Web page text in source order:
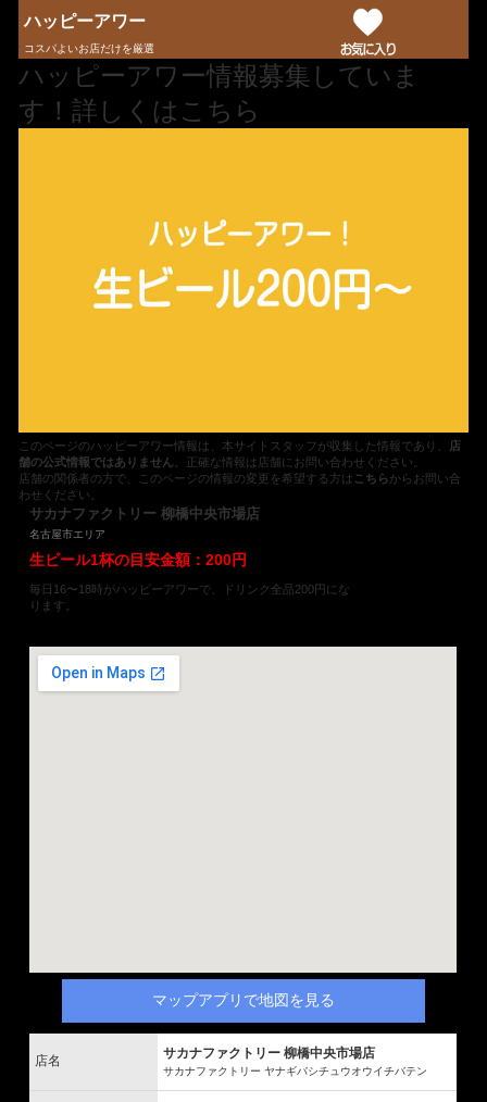
ハッピーアワー
コスパよいお店だけを厳選
ハッピーアワー情報募集していま
す！詳しくはこちら
このページのハッピーアワー情報は、本サイトスタッフが収集した情報であり、
店
舗の公式情報ではありません 。正確な情報は店舗にお問い合わせください。
店舗の関係者の方で、このページの情報の変更を希望する方は こちらからお問い合
わせください。
サカナファクトリー 柳橋中央市場店
名古屋市エリア
生ビール1杯の目安金額：200円
毎日16〜18時がハッピーアワーで、ドリンク全品200円にな
ります。
マップアプリで地図を見る
店名 サカナファクトリー 柳橋中央市場店
サカナファクトリー ヤナギバシチュウオウイチバテン